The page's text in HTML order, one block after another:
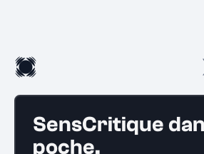
SensCritique
poche.